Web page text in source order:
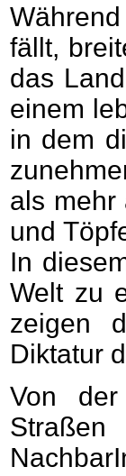
fällt,
das
einem
in dem
als mehr
und
In
Welt zu
zeigen
Diktatur
Von